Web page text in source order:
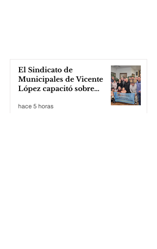
El Sindicato de
Municipales de Vicente
López capacitó sobre
hace 5 horas